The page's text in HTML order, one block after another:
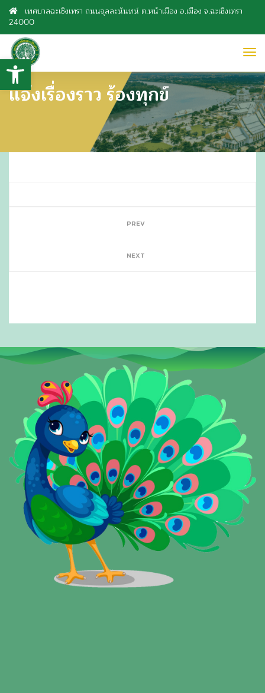
เทศบาลฉะเชิงเทรา ถนนจุลละนันทน์ ต.หน้าเมือง อ.เมือง จ.ฉะเชิงเทรา
24000
แจ้งเรื่องราว ร้องทุกข์
PREV
NEXT
Open toolbar